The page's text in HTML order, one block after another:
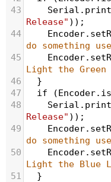
43
Serial .
Release" ));
44
Encoder.
do something
45
Encoder.
Light the Green
46
  }
47
if (Encoder.
48
Serial .
Release" ));
49
Encoder.
do something
50
Encoder.
Light the Blue
51
  }